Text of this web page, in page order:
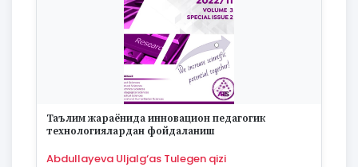
Таълим жараёнида инновацион педагогик
технологиялардан фойдаланиш
Abdullayeva Uljalg‘as Tulegen qizi